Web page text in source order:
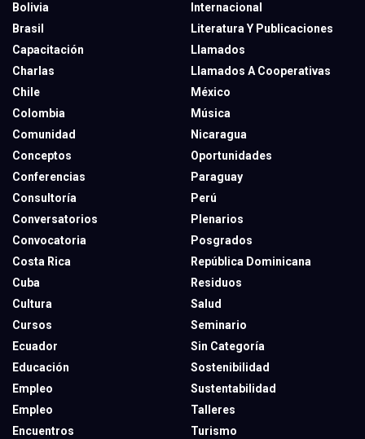
Bolivia
Brasil
Capacitación
Charlas
Chile
Colombia
Comunidad
Conceptos
Conferencias
Consultoría
Conversatorios
Convocatoria
Costa Rica
Cuba
Cultura
Cursos
Ecuador
Educación
Empleo
Empleo
Encuentros
Internacional
Literatura Y Publicaciones
Llamados
Llamados A Cooperativas
México
Música
Nicaragua
Oportunidades
Paraguay
Perú
Plenarios
Posgrados
República Dominicana
Residuos
Salud
Seminario
Sin Categoría
Sostenibilidad
Sustentabilidad
Talleres
Turismo